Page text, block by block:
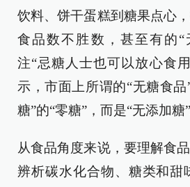
饮料、饼干蛋糕到糖果点心
食品数不胜数，甚至有的“
注“忌糖人士也可以放心食
示，市面上所谓的“无糖食
糖”的“零糖”，而是“无添加糖
从食品角度来说，要理解食
辨析碳水化合物、糖类和甜